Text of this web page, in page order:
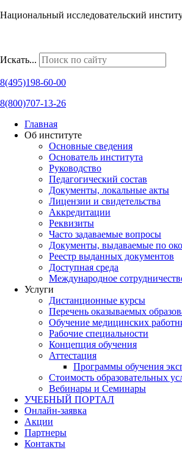
Национальный исследовательский
Искать...
8(495)198-60-00
8(800)707-13-26
Главная
Об институте
Основные сведения
Основатель института
Руководство
Педагогический состав
Документы, локальные акты
Лицензии и свидетельства
Аккредитации
Реквизиты
Часто задаваемые вопросы
Документы, выдаваемые по
Реестр выданных документов
Доступная среда
Международное
Услуги
Дистанционные курсы
Перечень оказываемых
Обучение медицинских
Рабочие специальности
Концепция обучения
Аттестация
Программы обучения
Стоимость образовательных
Вебинары и Семинары
УЧЕБНЫЙ ПОРТАЛ
Онлайн-заявка
Акции
Партнеры
Контакты